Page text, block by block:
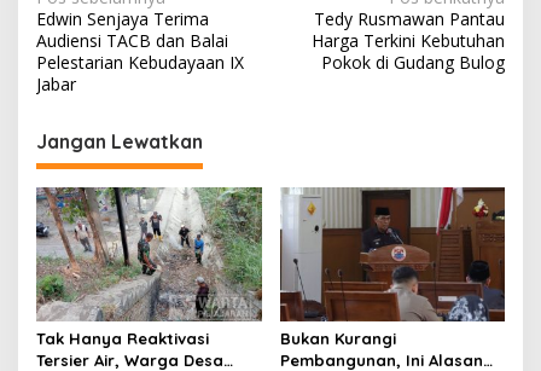
a
v
i
g
a
s
i
p
o
s
Edwin Senjaya Terima
Audiensi TACB dan Balai
Pelestarian Kebudayaan IX
Jabar
Tedy Rusmawan Pantau
Harga Terkini Kebutuhan
Pokok di Gudang Bulog
Jangan Lewatkan
Tak Hanya Reaktivasi
Tersier Air, Warga Desa
Bukan Kurangi
Pembangunan, Ini Alasan